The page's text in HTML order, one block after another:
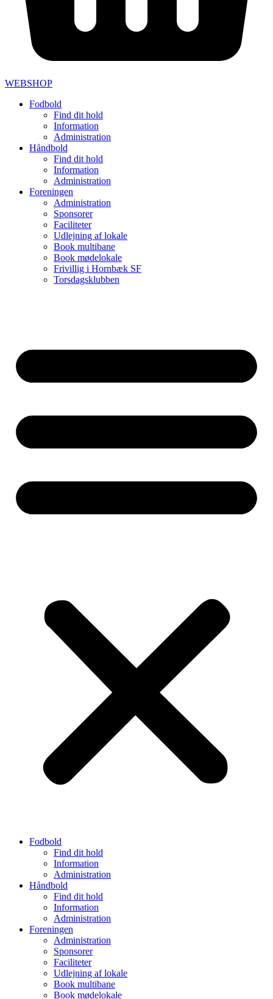
WEBSHOP
Fodbold
Find dit hold
Information
Administration
Håndbold
Find dit hold
Information
Administration
Foreningen
Administration
Sponsorer
Faciliteter
Udlejning af lokale
Book multibane
Book mødelokale
Frivillig i Hornbæk SF
Torsdagsklubben
Fodbold
Find dit hold
Information
Administration
Håndbold
Find dit hold
Information
Administration
Foreningen
Administration
Sponsorer
Faciliteter
Udlejning af lokale
Book multibane
Book mødelokale